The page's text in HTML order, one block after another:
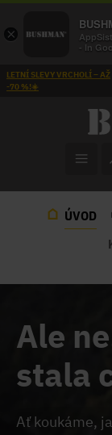
LETNÍ SLEVY VRCHOLÍ – AŽ
-70 %!☀️
ÚVOD
Ale
stala
Ať koukáme,
×
- In